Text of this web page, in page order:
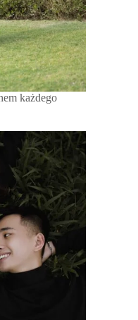
każdego